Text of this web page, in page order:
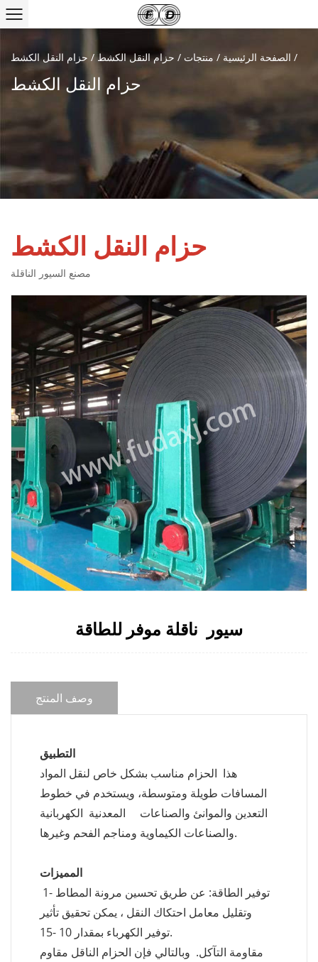
الصفحة الرئيسية / منتجات / حزام النقل الكشط/ حزام النقل الكشط /
حزام النقل الكشط
حزام النقل الكشط
مصنع السيور الناقلة
سيور ناقلة موفر للطاقة
وصف المنتج
التطبيق
هذا الحزام مناسب بشكل خاص لنقل المواد
المسافات طويلة ومتوسطة، ويستخدم في خطوط
التعدين والموانئ والصناعات المعدنية الكهربانية
والصناعات الكيماوية ومناجم الفحم وغيرها.
المميزات
1- توفير الطاقة: عن طريق تحسين مرونة المطاط
وتقليل معامل احتكاك النقل ، يمكن تحقيق تأثير
توفير الكهرباء بمقدار 10 -15.
مقاومة التآكل. وبالتالي فإن الحزام الناقل مقاوم